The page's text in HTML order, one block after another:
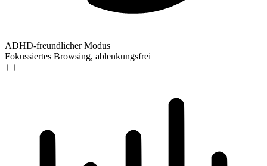
ADHD-freundlicher Modus
Fokussiertes Browsing, ablenkungsfrei